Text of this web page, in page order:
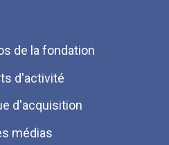
de la fondation
d'activité
d'acquisition
médias